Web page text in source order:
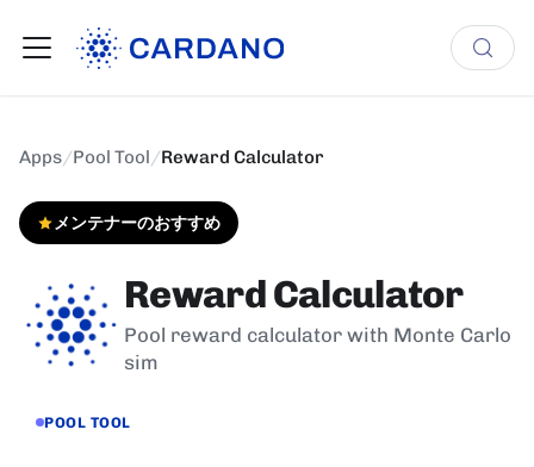
Apps/Pool Tool/Reward Calculator
メンテナーのおすすめ
Reward Calculator
Pool reward calculator with Monte Carlo
sim
POOL TOOL